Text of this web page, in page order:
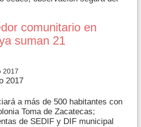
comunitario en
suman 21
2017
2017
a más de 500 habitantes con
Toma de Zacatecas;
de SEDIF y DIF municipal